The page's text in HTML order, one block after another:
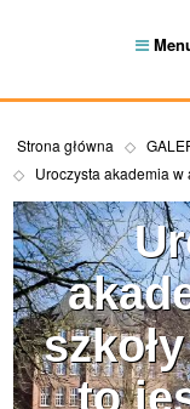
Strona główna
Uroczysta akademia w
to